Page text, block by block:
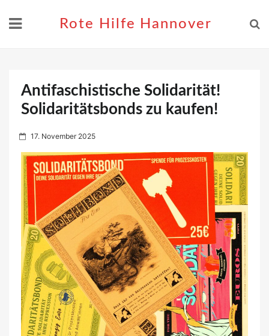
Rote Hilfe Hannover
Antifaschistische Solidarität!
Solidaritätsbonds zu kaufen!
P
o
s
t
e
d
o
n
17. November 2025